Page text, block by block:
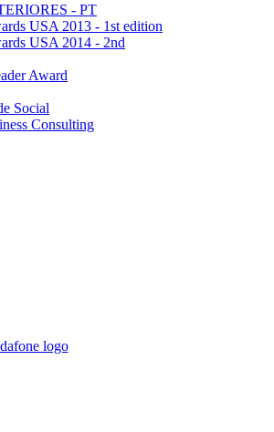
- PT
USA 2013 - 1st edition
USA 2014 - 2nd
Award
Social
Consulting